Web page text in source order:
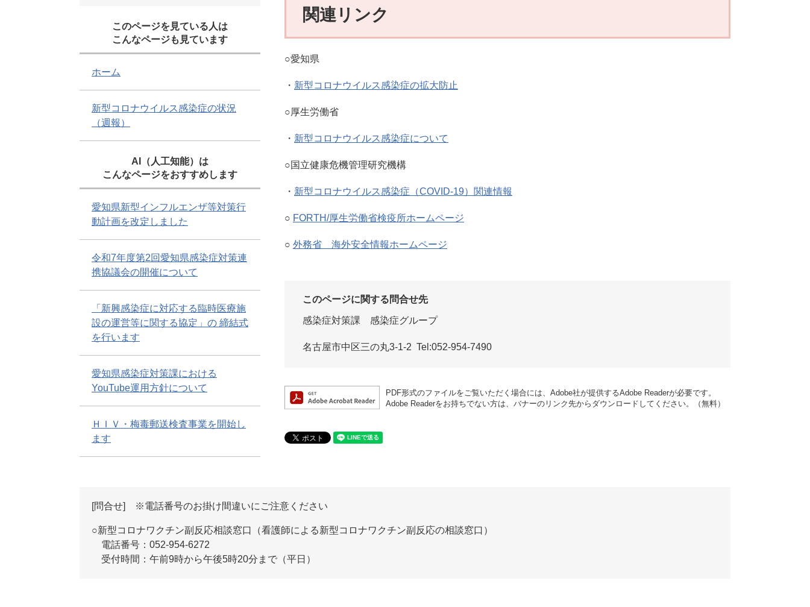
関連リンク
○愛知県
・ 新型コロナウイルス感染症の拡大防止
○厚生労働省
・ 新型コロナウイルス感染症について
○国立健康危機管理研究機構
・ 新型コロナウイルス感染症（COVID-19）関連情報
○ FORTH/厚生労働省検疫所ホームページ
○ 外務省 海外安全情報ホームページ
このページに関する問合せ先
感染症対策課 感染症グループ
名古屋市中区三の丸3-1-2 Tel:052-954-7490
PDF形式のファイルをご覧いただく場合には、Adobe社が提供するAdobe Readerが必要です。
Adobe Readerをお持ちでない方は、バナーのリンク先からダウンロードしてください。（無料）
このページを見ている人は
こんなページも見ています
ホーム
新型コロナウイルス感染症の状況
（週報）
AI（人工知能）は
こんなページをおすすめします
愛知県新型インフルエンザ等対策行
動計画を改定しました
令和7年度第2回愛知県感染症対策連
携協議会の開催について
「新興感染症に対応する臨時医療施
設の運営等に関する協定」の 締結式
を行います
愛知県感染症対策課における
YouTube運用方針について
ＨＩＶ・梅毒郵送検査事業を開始し
ます
[問合せ] ※電話番号のお掛け間違いにご注意ください
○新型コロナワクチン副反応相談窓口（看護師による新型コロナワクチン副反応の相談窓口）
電話番号：052-954-6272
受付時間：午前9時から午後5時20分まで（平日）